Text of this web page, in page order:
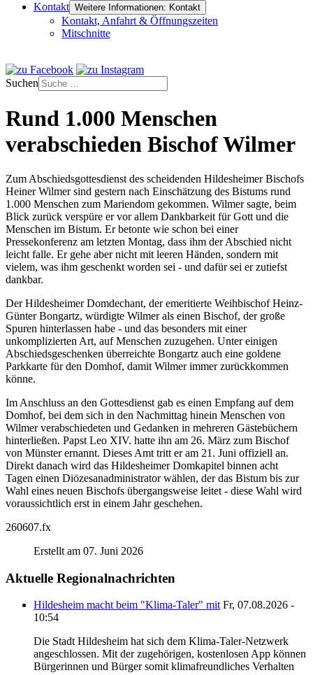
Kontakt Weitere Informationen: Kontakt
Kontakt, Anfahrt & Öffnungszeiten
Mitschnitte
Suchen
Rund 1.000 Menschen
verabschieden Bischof Wilmer
Zum Abschiedsgottesdienst des scheidenden Hildesheimer Bischofs
Heiner Wilmer sind gestern nach Einschätzung des Bistums rund
1.000 Menschen zum Mariendom gekommen. Wilmer sagte, beim
Blick zurück verspüre er vor allem Dankbarkeit für Gott und die
Menschen im Bistum. Er betonte wie schon bei einer
Pressekonferenz am letzten Montag, dass ihm der Abschied nicht
leicht falle. Er gehe aber nicht mit leeren Händen, sondern mit
vielem, was ihm geschenkt worden sei - und dafür sei er zutiefst
dankbar.
Der Hildesheimer Domdechant, der emeritierte Weihbischof Heinz-
Günter Bongartz, würdigte Wilmer als einen Bischof, der große
Spuren hinterlassen habe - und das besonders mit einer
unkomplizierten Art, auf Menschen zuzugehen. Unter einigen
Abschiedsgeschenken überreichte Bongartz auch eine goldene
Parkkarte für den Domhof, damit Wilmer immer zurückkommen
könne.
Im Anschluss an den Gottesdienst gab es einen Empfang auf dem
Domhof, bei dem sich in den Nachmittag hinein Menschen von
Wilmer verabschiedeten und Gedanken in mehreren Gästebüchern
hinterließen. Papst Leo XIV. hatte ihn am 26. März zum Bischof
von Münster ernannt. Dieses Amt tritt er am 21. Juni offiziell an.
Direkt danach wird das Hildesheimer Domkapitel binnen acht
Tagen einen Diözesanadministrator wählen, der das Bistum bis zur
Wahl eines neuen Bischofs übergangsweise leitet - diese Wahl wird
voraussichtlich erst in einem Jahr geschehen.
260607.fx
Erstellt am 07. Juni 2026
Aktuelle Regionalnachrichten
Hildesheim macht beim "Klima-Taler" mit Fr, 07.08.2026 -
10:54
Die Stadt Hildesheim hat sich dem Klima-Taler-Netzwerk
angeschlossen. Mit der zugehörigen, kostenlosen App können
Bürgerinnen und Bürger somit klimafreundliches Verhalten